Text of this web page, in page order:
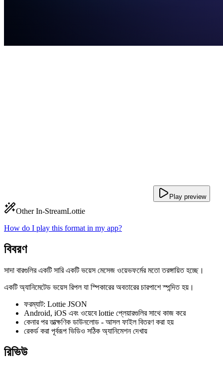
Play preview
Other In-StreamLottie
How do I play this format in my app?
বিবরণ
সাদা বারগুলির একটি সারি একটি ভয়েস মেসেজ ওয়েভফর্মের মতো তরঙ্গায়িত হচ্ছে।
একটি অ্যানিমেটেড ভয়েস রিপল যা স্পিকারের অবতারের চারপাশে স্পন্দিত হয়।
ফরম্যাট: Lottie JSON
Android, iOS এবং ওয়েবে lottie প্লেয়ারগুলির সাথে কাজ করে
কেনার পর তাত্ক্ষণিক ডাউনলোড - আসল ফাইল বিতরণ করা হয়
রেকর্ড করা পূর্বরূপ ভিডিও সঠিক অ্যানিমেশন দেখায়
রিভিউ